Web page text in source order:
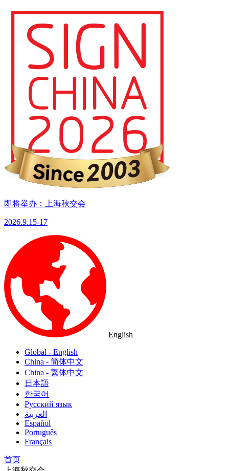
即将举办：上海秋交会
2026.9.15-17
English
Global - English
China - 简体中文
China - 繁体中文
日本語
한국어
Русский язык
العربية
Español
Português
Français
首页